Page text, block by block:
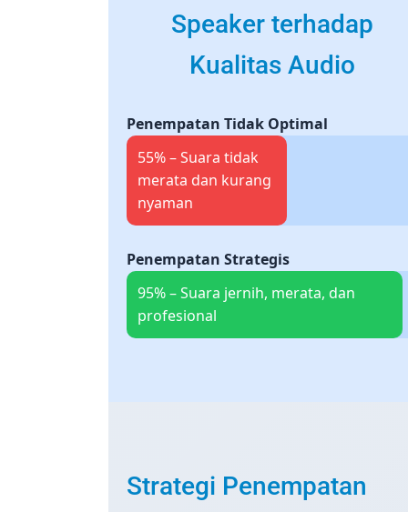
Speaker terhadap
Kualitas Audio
Penempatan Tidak Optimal
55% – Suara tidak
merata dan kurang
nyaman
Penempatan Strategis
95% – Suara jernih, merata, dan
profesional
Strategi Penempatan